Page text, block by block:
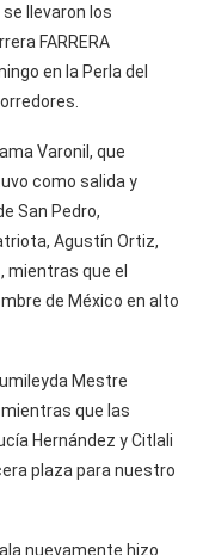
llevaron los
FARRERA
en la Perla del
Varonil, que
como salida y
San Pedro,
Agustín Ortiz,
mientras que el
de México en alto
Mestre
que las
Hernández y Citlali
plaza para nuestro
nuevamente hizo